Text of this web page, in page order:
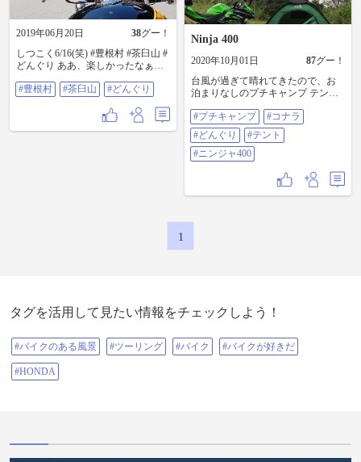
Ninja 400
2020年10月01日 87グー！
台風が過ぎて晴れてきたので、お
泊まりなしのプチキャンプ テント
(どんぐり)葉っぱに何やら赤い実が
これは、昆虫の幼虫が葉っぱに寄
生し成長して植物組織を変形させ
てできたもの #プチキャンプ #コナ
#プチキャンプ
#コナラ
#どんぐり
#テント
#ニンジャ400
2019年06月20日 38グー！
しつこく6/16(笑) #豊根村 #茶臼山 #
どんぐり ああ、楽しかったなぁ❤️
ーん、その具合で週末の 仕事の頑
#豊根村 #茶臼山 #どんぐり
1
タグを活用して見たい情報をチェックしよう！
#バイクのある風景 #ツーリング #バイク #バイクが好きだ
#HONDA